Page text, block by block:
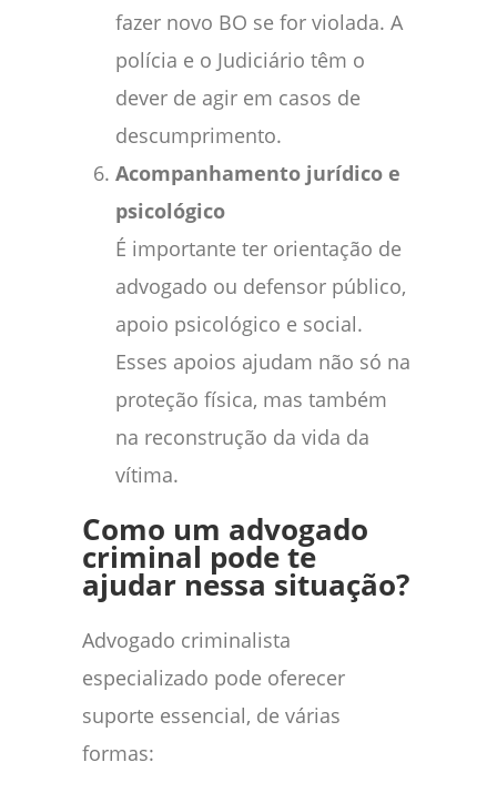
fazer novo BO se for violada. A
polícia e o Judiciário têm o
dever de agir em casos de
descumprimento.
Acompanhamento jurídico e
psicológico
É importante ter orientação de
advogado ou defensor público,
apoio psicológico e social.
Esses apoios ajudam não só na
proteção física, mas também
na reconstrução da vida da
vítima.
Como um advogado
criminal pode te
ajudar nessa situação?
Advogado criminalista
especializado pode oferecer
suporte essencial, de várias
formas: